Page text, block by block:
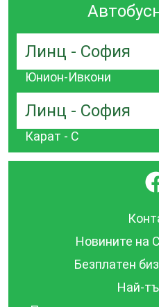
Линц - София
Юнион-Ивкони
Линц - София
Карат - С
}
Новините на
Безплатен
Най-